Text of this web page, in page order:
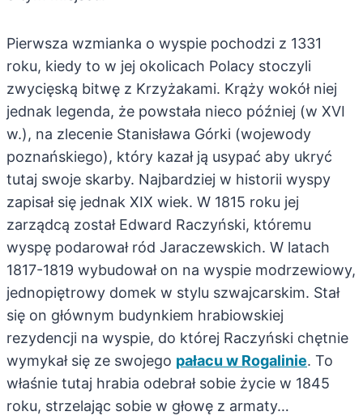
Pierwsza wzmianka o wyspie pochodzi z 1331
roku, kiedy to w jej okolicach Polacy stoczyli
zwycięską bitwę z Krzyżakami. Krąży wokół niej
jednak legenda, że powstała nieco później (w XVI
w.), na zlecenie Stanisława Górki (wojewody
poznańskiego), który kazał ją usypać aby ukryć
tutaj swoje skarby. Najbardziej w historii wyspy
zapisał się jednak XIX wiek. W 1815 roku jej
zarządcą został Edward Raczyński, któremu
wyspę podarował ród Jaraczewskich. W latach
1817-1819 wybudował on na wyspie modrzewiowy,
jednopiętrowy domek w stylu szwajcarskim. Stał
się on głównym budynkiem hrabiowskiej
rezydencji na wyspie, do której Raczyński chętnie
wymykał się ze swojego pałacu w Rogalinie. To
właśnie tutaj hrabia odebrał sobie życie w 1845
roku, strzelając sobie w głowę z armaty…